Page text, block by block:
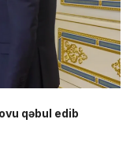
qəbul edib